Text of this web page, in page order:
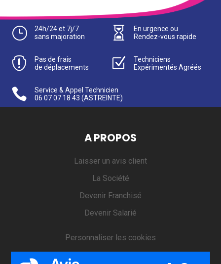
}
24h/24 et 7j/7
sans majoration

En urgence ou
Rendez-vous rapide

Pas de frais
de déplacements
Z
Techniciens
Expérimentés Agréés

Service & Appel Technicien
06 07 07 18 43 (ASTREINTE)
A PROPOS
Laisser un avis client
La Société
Devenir Franchisé
Devenir Salarié
Personnaliser les cookies